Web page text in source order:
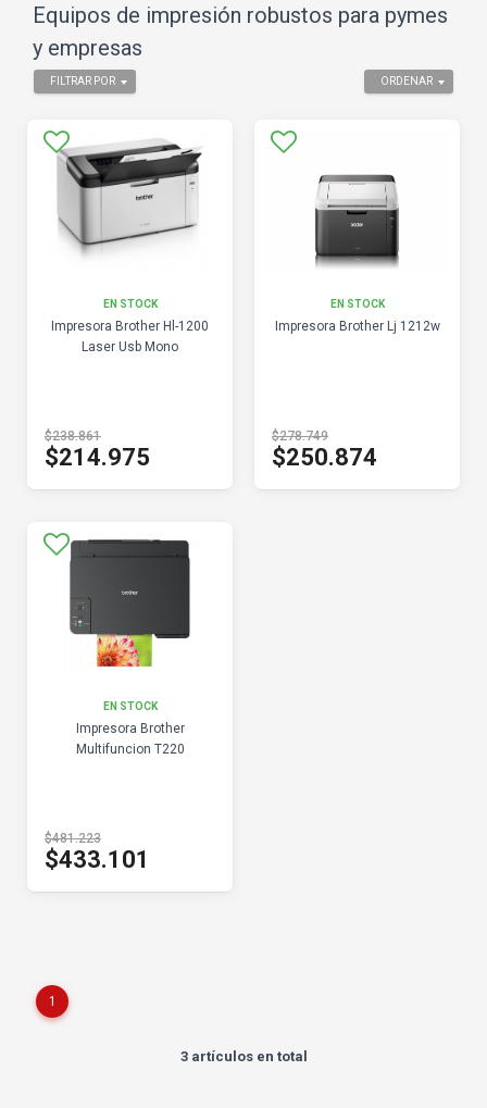
Equipos de impresión robustos para pymes
y empresas
ORDENAR
FILTRAR POR
EN STOCK
Impresora Brother Hl-1200
Laser Usb Mono
$238.861
$214.975
EN STOCK
Impresora Brother Lj 1212w
$278.749
$250.874
EN STOCK
Impresora Brother
Multifuncion T220
$481.223
$433.101
1
3 artículos en total